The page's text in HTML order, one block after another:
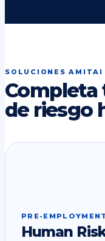
SOLUCIONES AMITAI
Completa
de riesgo
PRE-
Human